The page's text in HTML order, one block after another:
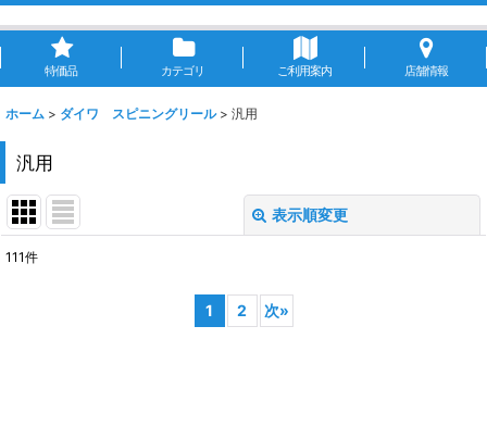
特価品 カテゴリ ご利用案内 店舗情報
ホーム > ダイワ スピニングリール > 汎用
汎用
表示順変更
111件
1 2 次»